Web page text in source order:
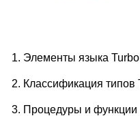
1. Элементы языка
2. Классификация
3. Процедуры и